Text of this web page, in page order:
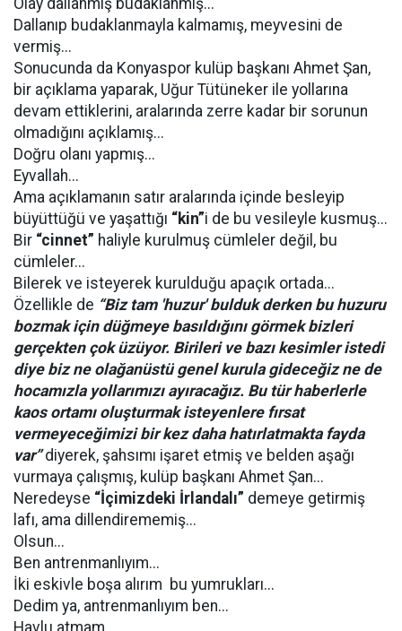
Olay dallanmış budaklanmış...
Dallanıp budaklanmayla kalmamış, meyvesini de
vermiş...
Sonucunda da Konyaspor kulüp başkanı Ahmet Şan,
bir açıklama yaparak, Uğur Tütüneker ile yollarına
devam ettiklerini, aralarında zerre kadar bir sorunun
olmadığını açıklamış...
Doğru olanı yapmış...
Eyvallah...
Ama açıklamanın satır aralarında içinde besleyip
büyüttüğü ve yaşattığı “kin”i de bu vesileyle kusmuş...
Bir “cinnet” haliyle kurulmuş cümleler değil, bu
cümleler...
Bilerek ve isteyerek kurulduğu apaçık ortada...
Özellikle de “Biz tam 'huzur' bulduk derken bu huzuru
bozmak için düğmeye basıldığını görmek bizleri
gerçekten çok üzüyor. Birileri ve bazı kesimler istedi
diye biz ne olağanüstü genel kurula gideceğiz ne de
hocamızla yollarımızı ayıracağız. Bu tür haberlerle
kaos ortamı oluşturmak isteyenlere fırsat
vermeyeceğimizi bir kez daha hatırlatmakta fayda
var”diyerek, şahsımı işaret etmiş ve belden aşağı
vurmaya çalışmış, kulüp başkanı Ahmet Şan...
Neredeyse “İçimizdeki İrlandalı” demeye getirmiş
lafı, ama dillendirememiş...
Olsun...
Ben antrenmanlıyım...
İki eskivle boşa alırım bu yumrukları...
Dedim ya, antrenmanlıyım ben...
Havlu atmam...